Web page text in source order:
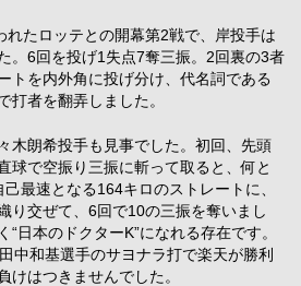
たロッテとの開幕第2戦で、岸投手は
。6回を投げ1失点7奪三振。2回裏の3者
トを内外角に投げ分け、代名詞である
打者を翻弄しました。
木朗希投手も見事でした。初回、先頭
球で空振り三振に斬って取ると、何と
最速となる164キロのストレートに、
り交ぜて、6回で10の三振を奪いまし
日本のドクターK”になれる存在です。
中和基選手のサヨナラ打で楽天が勝利
けはつきませんでした。